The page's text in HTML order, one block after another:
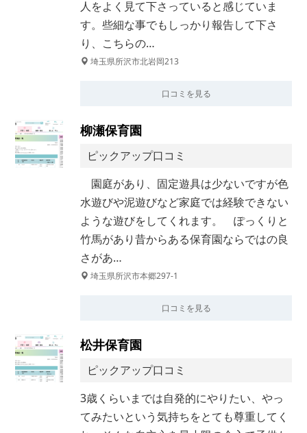
人をよく見て下さっていると感じていま
す。些細な事でもしっかり報告して下さ
り、こちらの…
埼玉県所沢市北岩岡213
口コミを見る
柳瀬保育園
ピックアップ口コミ
園庭があり、固定遊具は少ないですが色
水遊びや泥遊びなど家庭では経験できない
ような遊びをしてくれます。 ぽっくりと
竹馬があり昔からある保育園ならではの良
さがあ…
埼玉県所沢市本郷297-1
口コミを見る
松井保育園
ピックアップ口コミ
3歳くらいまでは自発的にやりたい、やっ
てみたいという気持ちをとても尊重してく